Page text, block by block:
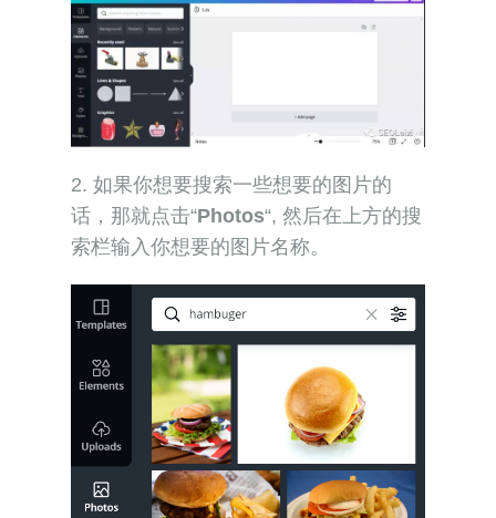
2. 如果你想要搜索一些想要的图片的
话，那就点击“Photos“, 然后在上方的搜
索栏输入你想要的图片名称。